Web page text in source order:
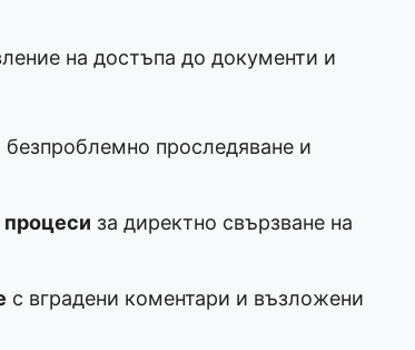
на достъпа до документи и
безпроблемно проследяване и
процеси за директно свързване на
с вградени коментари и възложени